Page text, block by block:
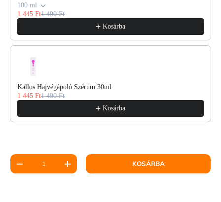
100 ml
1 445 Ft1 490 Ft
Kosárba
Kallos Hajvégápoló Szérum 30ml
1 445 Ft1 490 Ft
Kosárba
Mennyiség
KOSÁRBA